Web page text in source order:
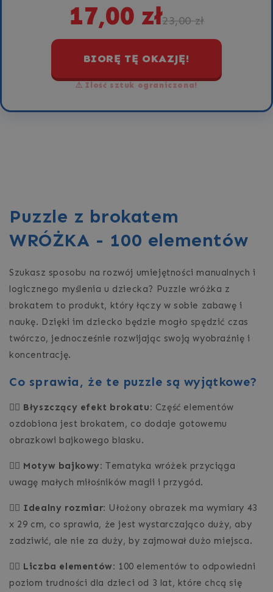
17,00 zł23,00 zł
BIORĘ TĘ OKAZJĘ!
⚠️ Ilość sztuk ograniczona!
Puzzle z brokatem
WRÓŻKA - 100 elementów
Szukasz sposobu na rozwój umiejętności manualnych i
logicznego myślenia u dziecka? Puzzle wróżka z
brokatem to produkt, który łączy w sobie zabawę i
naukę. Dzięki im dziecko będzie mogło spędzić czas
twórczo, jednocześnie rozwijając swoją wyobraźnię i
koncentrację.
Co sprawia, że te puzzle są wyjątkowe?
👉🏻 Błyszczący efekt brokatu: Część elementów
ozdobiona jest brokatem, co dodaje gotowemu
obrazkowi bajkowego blasku.
👉🏻 Motyw bajkowy: Tematyka wróżek przyciąga
uwagę małych miłośników magii i przygód.
👉🏻 Idealny rozmiar: Ułożony obrazek ma wymiary 43
x 29 cm, co sprawia, że jest wystarczająco duży, aby
zadziwić, ale nie za duży, by zajmował dużo miejsca.
👉🏻 Liczba elementów: 100 elementów to odpowiedni
poziom trudności dla dzieci od 3 lat, które chcą się